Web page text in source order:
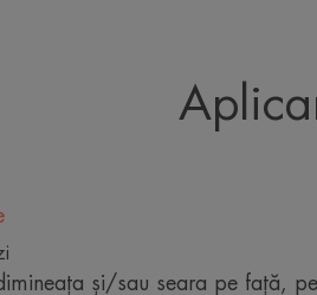
• EFECT DE
•
și/sau seara pe față,